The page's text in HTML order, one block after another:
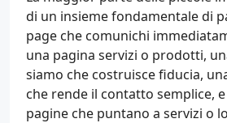
di un insieme fondamentale di
page che comunichi
una pagina servizi o prodotti,
siamo che costruisce fiducia,
che rende il contatto semplice,
pagine che puntano a servizi o